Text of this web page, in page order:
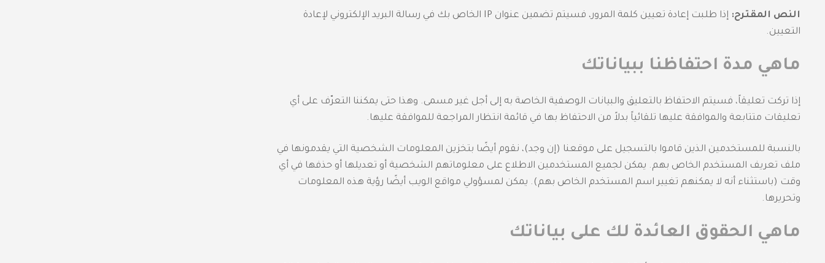
النص المقترح:
إذا طلبت إعادة تعيين كلمة المرور، فسيتم تضمين عنوان IP الخاص بك في رسالة البريد الإلكتروني لإعادة
التعيين.
ماهي مدة احتفاظنا ببياناتك
إذا تركت تعليقاً، فسيتم الاحتفاظ بالتعليق والبيانات الوصفية الخاصة به إلى أجل غير مسمى. وهذا حتى يمكننا التعرّف على أي
تعليقات متتابعة والموافقة عليها تلقائياً بدلاً من الاحتفاظ بها في قائمة انتظار المراجعة للموافقة عليها.
بالنسبة للمستخدمين الذين قاموا بالتسجيل على موقعنا (إن وجد)، نقوم أيضًا بتخزين المعلومات الشخصية التي يقدمونها في
ملف تعريف المستخدم الخاص بهم. يمكن لجميع المستخدمين الاطلاع على معلوماتهم الشخصية أو تعديلها أو حذفها في أي
وقت (باستثناء أنه لا يمكنهم تغيير اسم المستخدم الخاص بهم). يمكن لمسؤولي مواقع الويب أيضًا رؤية هذه المعلومات
وتحريرها.
ماهي الحقوق العائدة لك على بياناتك